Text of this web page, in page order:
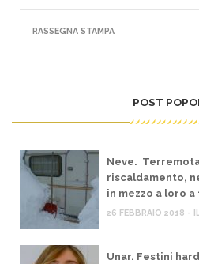
RASSEGNA STAMPA
POST
Neve.
riscaldamento,
in mezzo a loro
26 FEBBRAIO 2018 -
Unar. Festini